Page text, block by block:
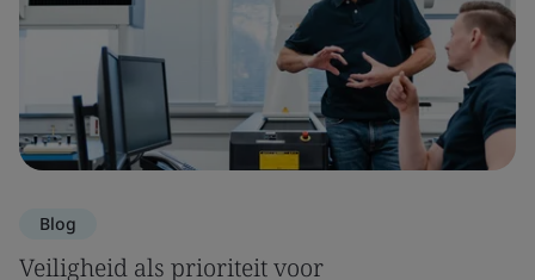
Blog
Veiligheid als prioriteit voor